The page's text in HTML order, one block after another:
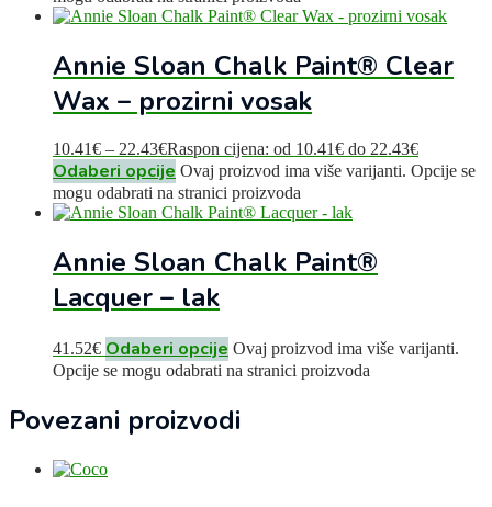
Annie Sloan Chalk Paint® Clear
Wax – prozirni vosak
10.41€ – 22.43€Raspon cijena: od 10.41€ do 22.43€
Odaberi opcije Ovaj proizvod ima više varijanti. Opcije se
mogu odabrati na stranici proizvoda
Annie Sloan Chalk Paint®
Lacquer – lak
41.52€ Odaberi opcije Ovaj proizvod ima više varijanti.
Opcije se mogu odabrati na stranici proizvoda
Povezani proizvodi